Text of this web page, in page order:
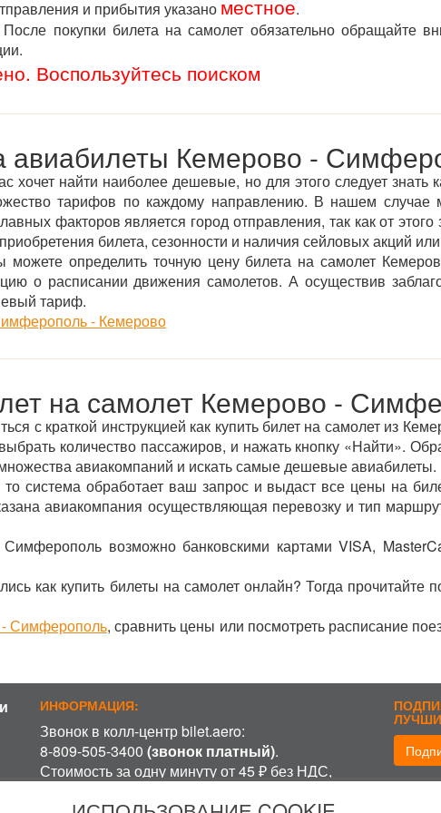
и прибытия указано местное.
покупки билета на самолет обязательно обращайте
Воспользуйтесь поиском
Кемерово -
хочет найти наиболее дешевые, но для этого следует знать
тарифов по каждому направлению. В нашем
факторов является город отправления, так как от этого
билета, сезонности и наличия сейловых акций или
определить точную цену билета на самолет
о расписании движения самолетов. А осуществив
тариф.
- Кемерово
на самолет Кемерово -
с краткой инструкцией как купить билет на самолет из
количество пассажиров, и нажать кнопку «Найти».
авиакомпаний и искать самые дешевые авиабилеты.
система обработает ваш запрос и выдаст все цены на
авиакомпания осуществляющая перевозку и тип
Симферополь возможно банковскими картами VISA,
как купить билеты на самолет онлайн? Тогда прочитайте
- Симферополь, сравнить цены или посмотреть расписание
ИНФОРМАЦИЯ:
Звонок в колл-центр bilet.aero:
8-809-505-3400 (звонок платный).
Стоимость за одну минуту от 45 ₽ без НДС,